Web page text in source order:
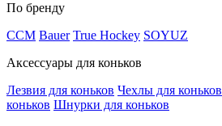
По бренду
ССМ Bauer True Hockey SOYUZ
Аксессуары для коньков
Лезвия для коньков Чехлы для коньков
коньков Шнурки для коньков